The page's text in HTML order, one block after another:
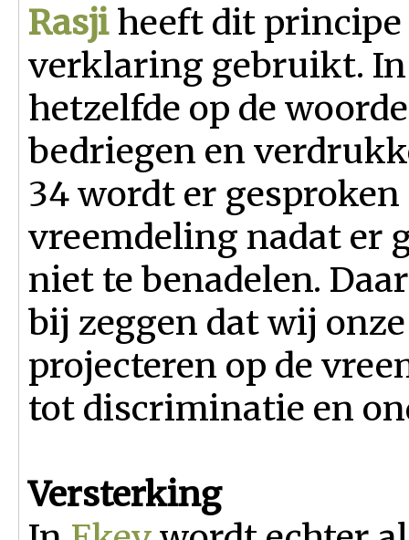
Rasjiheeft dit principe
verklaring gebruikt. In
hetzelfde op de
bedriegen en
34 wordt er
vreemdeling nadat er
niet te benadelen.
bij zeggen dat wij
projecteren op de
tot discriminatie en
Versterking